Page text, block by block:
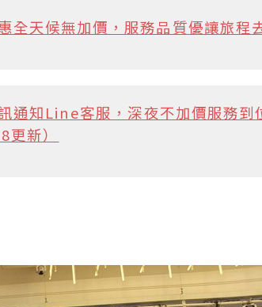
全天候無加價，服務品質優讓旅程
通知Line客服，深夜不加價服務到
新）